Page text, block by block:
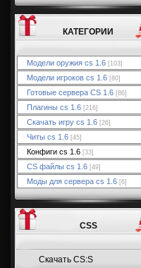
КАТЕГОРИИ
Модели оружия cs 1.6 [103]
Модели игроков cs 1.6 [80]
Готовые сервера CS 1.6 [86]
Плагины cs 1.6 [216]
Скачать игру cs 1.6 [26]
Читы cs 1.6 [45]
Конфиги cs 1.6 [33]
CS файлы cs 1.6 [49]
Моды для сервера cs 1.6 [6]
CSS
Cкачать CS:S